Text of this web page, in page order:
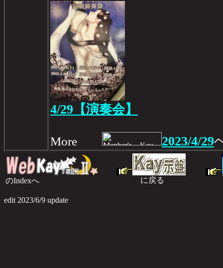
4/29【演奏会】
More 2023/4/29
のIndexへ に戻る
edit 2023/6/9 update